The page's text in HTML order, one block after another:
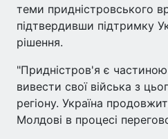
теми придністровського
підтвердивши підтримку
рішення.
"Придністров'я є частиною
вивести свої війська з
регіону. Україна
Молдові в процесі